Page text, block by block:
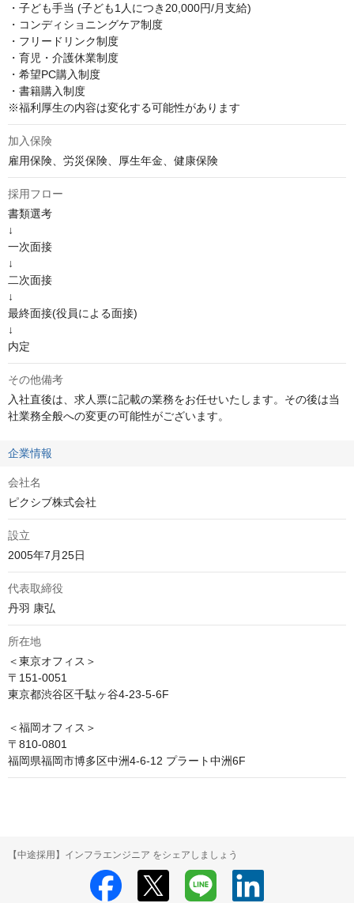
・子ども手当 (子ども1人につき20,000円/月支給)
・コンディショニングケア制度
・フリードリンク制度
・育児・介護休業制度
・希望PC購入制度
・書籍購入制度
※福利厚生の内容は変化する可能性があります
加入保険
雇用保険、労災保険、厚生年金、健康保険
採用フロー
書類選考
↓
一次面接
↓
二次面接
↓
最終面接(役員による面接)
↓
内定
その他備考
入社直後は、求人票に記載の業務をお任せいたします。その後は当
社業務全般への変更の可能性がございます。
企業情報
会社名
ピクシブ株式会社
設立
2005年7月25日
代表取締役
丹羽 康弘
所在地
＜東京オフィス＞
〒151-0051
東京都渋谷区千駄ヶ谷4-23-5-6F
＜福岡オフィス＞
〒810-0801
福岡県福岡市博多区中洲4-6-12 プラート中洲6F
【中途採用】インフラエンジニア をシェアしましょう